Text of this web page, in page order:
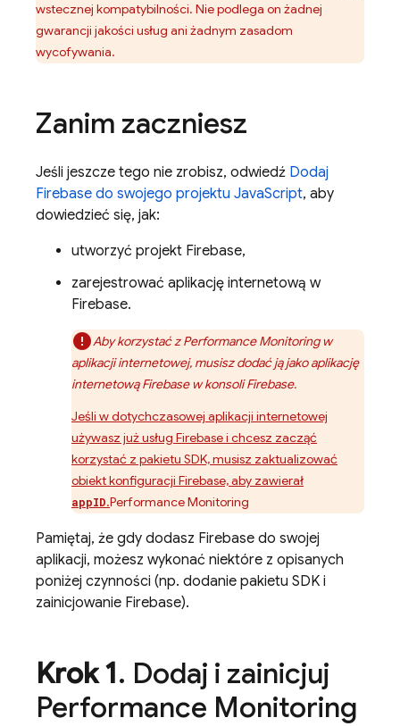
wstecznej kompatybilności. Nie podlega on żadnej
gwarancji jakości usług ani żadnym zasadom
wycofywania.
Zanim zaczniesz
Jeśli jeszcze tego nie zrobisz, odwiedź Dodaj
Firebase do swojego projektu JavaScript, aby
dowiedzieć się, jak:
utworzyć projekt Firebase,
zarejestrować aplikację internetową w
Firebase.
Aby korzystać zPerformance Monitoringw
aplikacji internetowej, musisz dodać ją jako aplikację
internetową Firebase w konsoliFirebase.
Jeśli w dotychczasowej aplikacji internetowej
używasz już usług Firebase i chcesz zacząć
korzystać z pakietu SDK, musisz zaktualizować
obiekt konfiguracji Firebase, aby zawierał
appID.Performance Monitoring
Pamiętaj, że gdy dodasz Firebase do swojej
aplikacji, możesz wykonać niektóre z opisanych
poniżej czynności (np. dodanie pakietu SDK i
zainicjowanie Firebase).
Krok 1. Dodaj i zainicjuj
Performance Monitoring